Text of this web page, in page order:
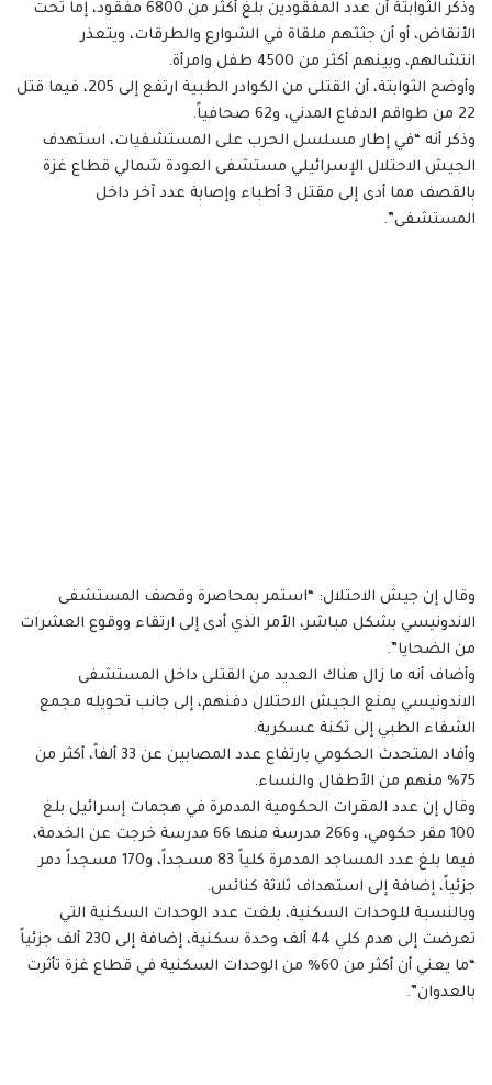
وذكر الثوابتة أن عدد المفقودين بلغ أكثر من 6800 مفقود، إما تحت
الأنقاض، أو أن جثثهم ملقاة في الشوارع والطرقات، ويتعذر
انتشالهم، وبينهم أكثر من 4500 طفل وامرأة.
وأوضح الثوابتة، أن القتلى من الكوادر الطبية ارتفع إلى 205، فيما قتل
22 من طواقم الدفاع المدني، و62 صحافياً.
وذكر أنه “في إطار مسلسل الحرب على المستشفيات، استهدف
الجيش الاحتلال الإسرائيلي مستشفى العودة شمالي قطاع غزة
بالقصف مما أدى إلى مقتل 3 أطباء وإصابة عدد آخر داخل
المستشفى”.
وقال إن جيش الاحتلال: “استمر بمحاصرة وقصف المستشفى
الاندونيسي بشكل مباشر، الأمر الذي أدى إلى ارتقاء ووقوع العشرات
من الضحايا”.
وأضاف أنه ما زال هناك العديد من القتلى داخل المستشفى
الاندونيسي يمنع الجيش الاحتلال دفنهم، إلى جانب تحويله مجمع
الشفاء الطبي إلى ثكنة عسكرية.
وأفاد المتحدث الحكومي بارتفاع عدد المصابين عن 33 ألفاً، أكثر من
75% منهم من الأطفال والنساء.
وقال إن عدد المقرات الحكومية المدمرة في هجمات إسرائيل بلغ
100 مقر حكومي، و266 مدرسة منها 66 مدرسة خرجت عن الخدمة،
فيما بلغ عدد المساجد المدمرة كلياً 83 مسجداً، و170 مسجداً دمر
جزئياً، إضافة إلى استهداف ثلاثة كنائس.
وبالنسبة للوحدات السكنية، بلغت عدد الوحدات السكنية التي
تعرضت إلى هدم كلي 44 ألف وحدة سكنية، إضافة إلى 230 ألف جزئياً
“ما يعني أن أكثر من 60% من الوحدات السكنية في قطاع غزة تأثرت
بالعدوان”.